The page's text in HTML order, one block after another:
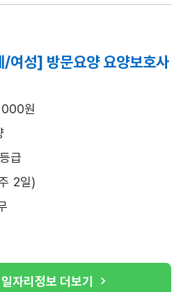
성] 방문요양 요양보호사
원
급
2일)
일자리정보 더보기